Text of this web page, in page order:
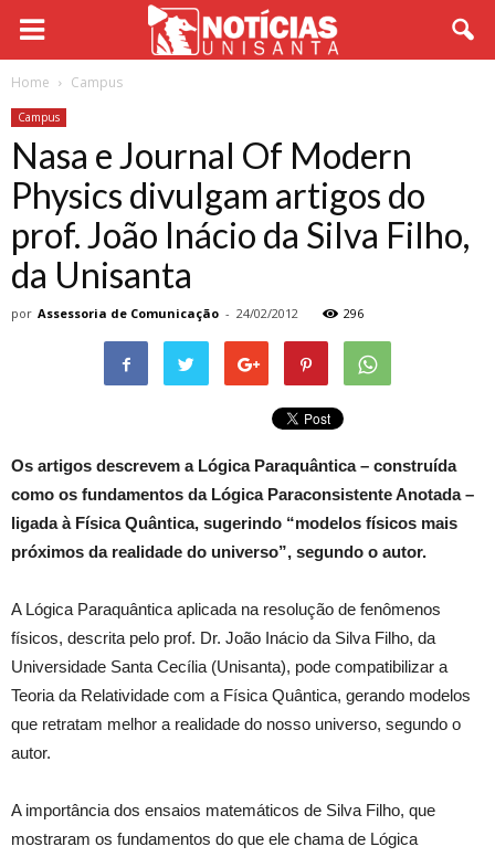
Home Campus
Campus
Nasa e Journal Of Modern
Physics divulgam artigos do
prof. João Inácio da Silva Filho,
da Unisanta
por Assessoria de Comunicação - 24/02/2012 296
Os artigos descrevem a Lógica Paraquântica – construída
como os fundamentos da Lógica Paraconsistente Anotada –
ligada à Física Quântica, sugerindo “modelos físicos mais
próximos da realidade do universo”, segundo o autor.
A Lógica Paraquântica aplicada na resolução de fenômenos
físicos, descrita pelo prof. Dr. João Inácio da Silva Filho, da
Universidade Santa Cecília (Unisanta), pode compatibilizar a
Teoria da Relatividade com a Física Quântica, gerando modelos
que retratam melhor a realidade do nosso universo, segundo o
autor.
A importância dos ensaios matemáticos de Silva Filho, que
mostraram os fundamentos do que ele chama de Lógica